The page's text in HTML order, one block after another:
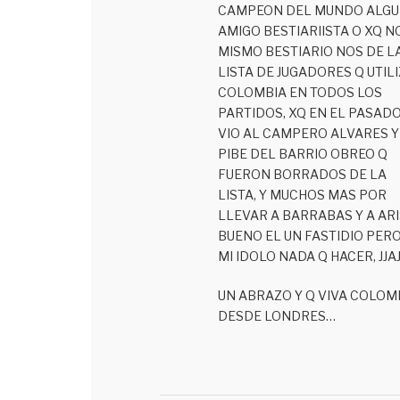
CAMPEON DEL MUNDO
AMIGO BESTIARIISTA O XQ
MISMO BESTIARIO NOS DE
LISTA DE JUGADORES Q
COLOMBIA EN TODOS LOS
PARTIDOS, XQ EN EL
VIO AL CAMPERO ALVARES
PIBE DEL BARRIO OBREO Q
FUERON BORRADOS DE LA
LISTA, Y MUCHOS MAS POR
LLEVAR A BARRABAS Y A
BUENO EL UN FASTIDIO
MI IDOLO NADA Q HACER,
UN ABRAZO Y Q VIVA
DESDE LONDRES…